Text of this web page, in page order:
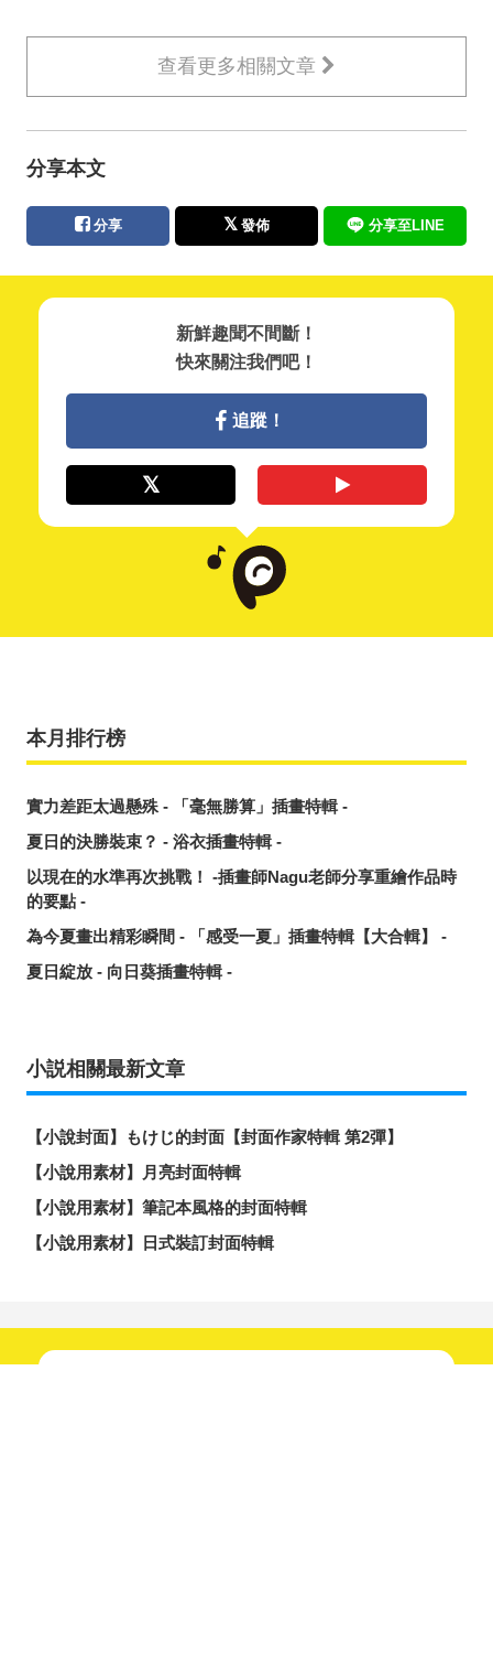
查看更多相關文章
分享本文
分享 發佈 分享至LINE
新鮮趣聞不間斷！
快來關注我們吧！
追蹤！
本月排行榜
實力差距太過懸殊 - 「毫無勝算」插畫特輯 -
夏日的決勝裝束？ - 浴衣插畫特輯 -
以現在的水準再次挑戰！ -插畫師Nagu老師分享重繪作品時
的要點 -
為今夏畫出精彩瞬間 - 「感受一夏」插畫特輯【大合輯】 -
夏日綻放 - 向日葵插畫特輯 -
小説相關最新文章
【小說封面】もけじ的封面【封面作家特輯 第2彈】
【小說用素材】月亮封面特輯
【小說用素材】筆記本風格的封面特輯
【小說用素材】日式裝訂封面特輯